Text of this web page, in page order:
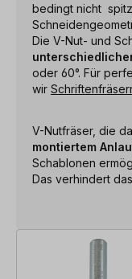
bedingt nicht
Die V-Nut- und
oder 60°. Für
wir
V-Nutfräser, die
montiertem
Schablonen
Das verhindert